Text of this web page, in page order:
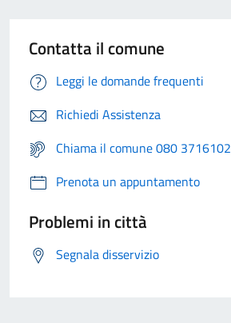
Contatta il comune
Leggi le domande frequenti
Richiedi Assistenza
Chiama il comune 080 3716102
Prenota un appuntamento
Problemi in città
Segnala disservizio